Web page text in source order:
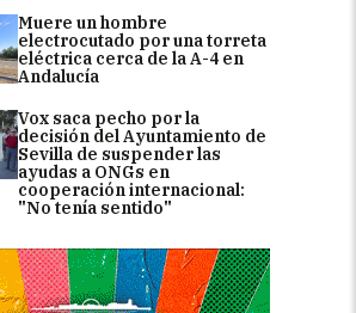
Muere un hombre
electrocutado por una torreta
eléctrica cerca de la A-4 en
Andalucía
Vox saca pecho por la
decisión del Ayuntamiento de
Sevilla de suspender las
ayudas a ONGs en
cooperación internacional:
"No tenía sentido"